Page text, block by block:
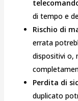
di tempo e
Rischio di
errata
dispositivi o,
Perdita di
duplicato